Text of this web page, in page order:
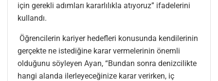
için gerekli adımları kararlılıkla atıyoruz” ifadelerini
kullandı.
Öğrencilerin kariyer hedefleri konusunda kendilerinin
gerçekte ne istediğine karar vermelerinin önemli
olduğunu söyleyen Ayan, “Bundan sonra denizcilikte
hangi alanda ilerleyeceğinize karar verirken, iç